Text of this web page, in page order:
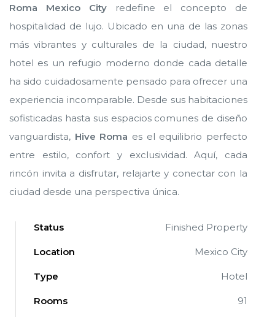
Roma Mexico Cityredefine el concepto de
hospitalidad de lujo. Ubicado en una de las zonas
más vibrantes y culturales de la ciudad, nuestro
hotel es un refugio moderno donde cada detalle
ha sido cuidadosamente pensado para ofrecer una
experiencia incomparable. Desde sus habitaciones
sofisticadas hasta sus espacios comunes de diseño
vanguardista, Hive Roma es el equilibrio perfecto
entre estilo, confort y exclusividad. Aquí, cada
rincón invita a disfrutar, relajarte y conectar con la
ciudad desde una perspectiva única.
Status Finished Property
Location Mexico City
Type Hotel
Rooms 91